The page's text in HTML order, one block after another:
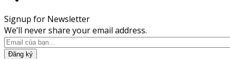
Signup for Newsletter
We’ll never share your email address.
Đăng ký